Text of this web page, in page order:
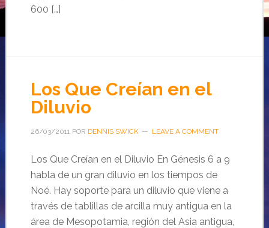
600 […]
Los Que Creían en el
Diluvio
26/03/2011POR DENNIS SWICK LEAVE A COMMENT
Los Que Creían en el Diluvio En Génesis 6 a 9
habla de un gran diluvio en los tiempos de
Noé. Hay soporte para un diluvio que viene a
través de tablillas de arcilla muy antigua en la
área de Mesopotamia, región del Asia antigua,